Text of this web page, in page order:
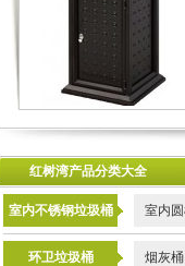
红树湾产品分类大全
室内不锈钢垃圾桶 室内
环卫垃圾桶 烟灰桶